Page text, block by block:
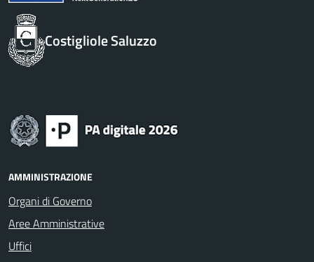
Costigliole Saluzzo
AMMINISTRAZIONE
Organi di Governo
Aree Amministrative
Uffici